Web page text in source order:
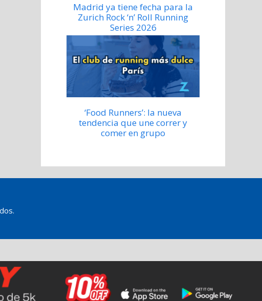
Madrid ya tiene fecha para la
Zurich Rock ‘n’ Roll Running
Series 2026
‘Food Runners’: la nueva
tendencia que une correr y
comer en grupo